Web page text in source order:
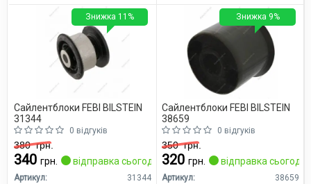
Сайлентблоки FEBI BILSTEIN
31344
0 відгуків
380грн.
340 грн. відправка сьогодні
Артикул:
31344
Знижка 11%
Сайлентблоки FEBI BILSTEIN
38659
0 відгуків
350грн.
320 грн. відправка сьогодні
Артикул:
38659
Знижка 9%